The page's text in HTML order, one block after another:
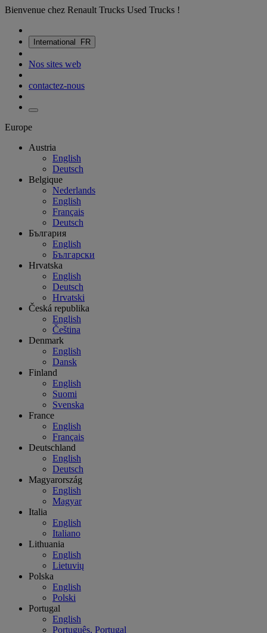
Bienvenue chez Renault Trucks Used Trucks !
International FR
Nos sites web
contactez-nous
Europe
Austria
English
Deutsch
Belgique
Nederlands
English
Français
Deutsch
България
English
Български
Hrvatska
English
Deutsch
Hrvatski
Česká republika
English
Čeština
Denmark
English
Dansk
Finland
English
Suomi
Svenska
France
English
Français
Deutschland
English
Deutsch
Magyarország
English
Magyar
Italia
English
Italiano
Lithuania
English
Lietuvių
Polska
English
Polski
Portugal
English
Português, Portugal